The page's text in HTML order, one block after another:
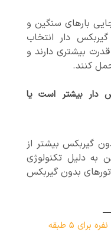
بارهای سنگین و
گیربکس دار انتخاب
بیشتری دارند و
کنند.
دار بیشتر است یا
گیربکس بیشتر از
به دلیل تکنولوژی
بدون گیربکس